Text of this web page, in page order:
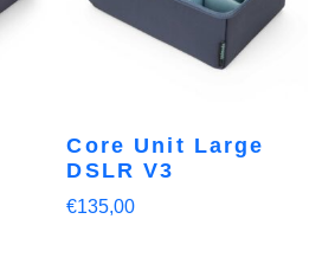
Core Unit Large
DSLR V3
€135,00